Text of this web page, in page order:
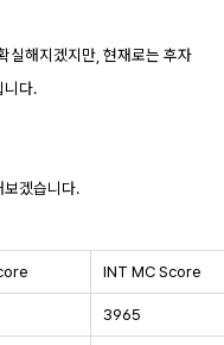
실해지겠지만, 현재로는 후자
니다.
겠습니다.
INT MC Score
3965